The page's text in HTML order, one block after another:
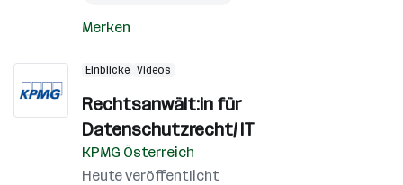
Merken
Einblicke Videos
Rechtsanwält:in für
Datenschutzrecht/ IT
KPMG Österreich
Heute veröffentlicht